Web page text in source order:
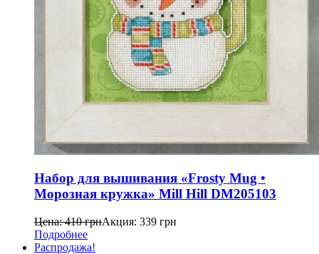
Набор для вышивания «Frosty Mug •
Морозная кружка» Mill Hill DM205103
Цена:410грнАкция: 339 грн
Подробнее
Распродажа!